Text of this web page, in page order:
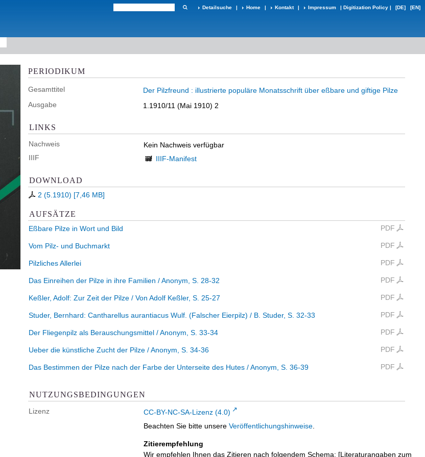
Detailsuche | Home | Kontakt | Impressum | Digitization Policy | [DE] [EN]
PERIODIKUM
Gesamttitel
Der Pilzfreund : illustrierte populäre Monatsschrift über eßbare und giftige Pilze
Ausgabe
1.1910/11 (Mai 1910) 2
LINKS
Nachweis
Kein Nachweis verfügbar
IIIF
IIIF-Manifest
DOWNLOAD
2 (5.1910) [7,46 MB]
AUFSÄTZE
PDF
Eßbare Pilze in Wort und Bild
PDF
Vom Pilz- und Buchmarkt
PDF
Pilzliches Allerlei
PDF
Das Einreihen der Pilze in ihre Familien / Anonym , S. 28-32
PDF
Keßler, Adolf: Zur Zeit der Pilze / Von Adolf Keßler, S. 25-27
PDF
Studer, Bernhard: Cantharellus aurantiacus Wulf. (Falscher Eierpilz) / B. Studer, S. 32-33
PDF
Der Fliegenpilz als Berauschungsmittel / Anonym , S. 33-34
PDF
Ueber die künstliche Zucht der Pilze / Anonym , S. 34-36
PDF
Das Bestimmen der Pilze nach der Farbe der Unterseite des Hutes / Anonym , S. 36-39
NUTZUNGSBEDINGUNGEN
Lizenz CC-BY-NC-SA-Lizenz (4.0)
Beachten Sie bitte unsere Veröffentlichungshinweise
Zitierempfehlung
Wir empfehlen Ihnen das Zitieren nach folgendem Schema: [Literaturangaben zum